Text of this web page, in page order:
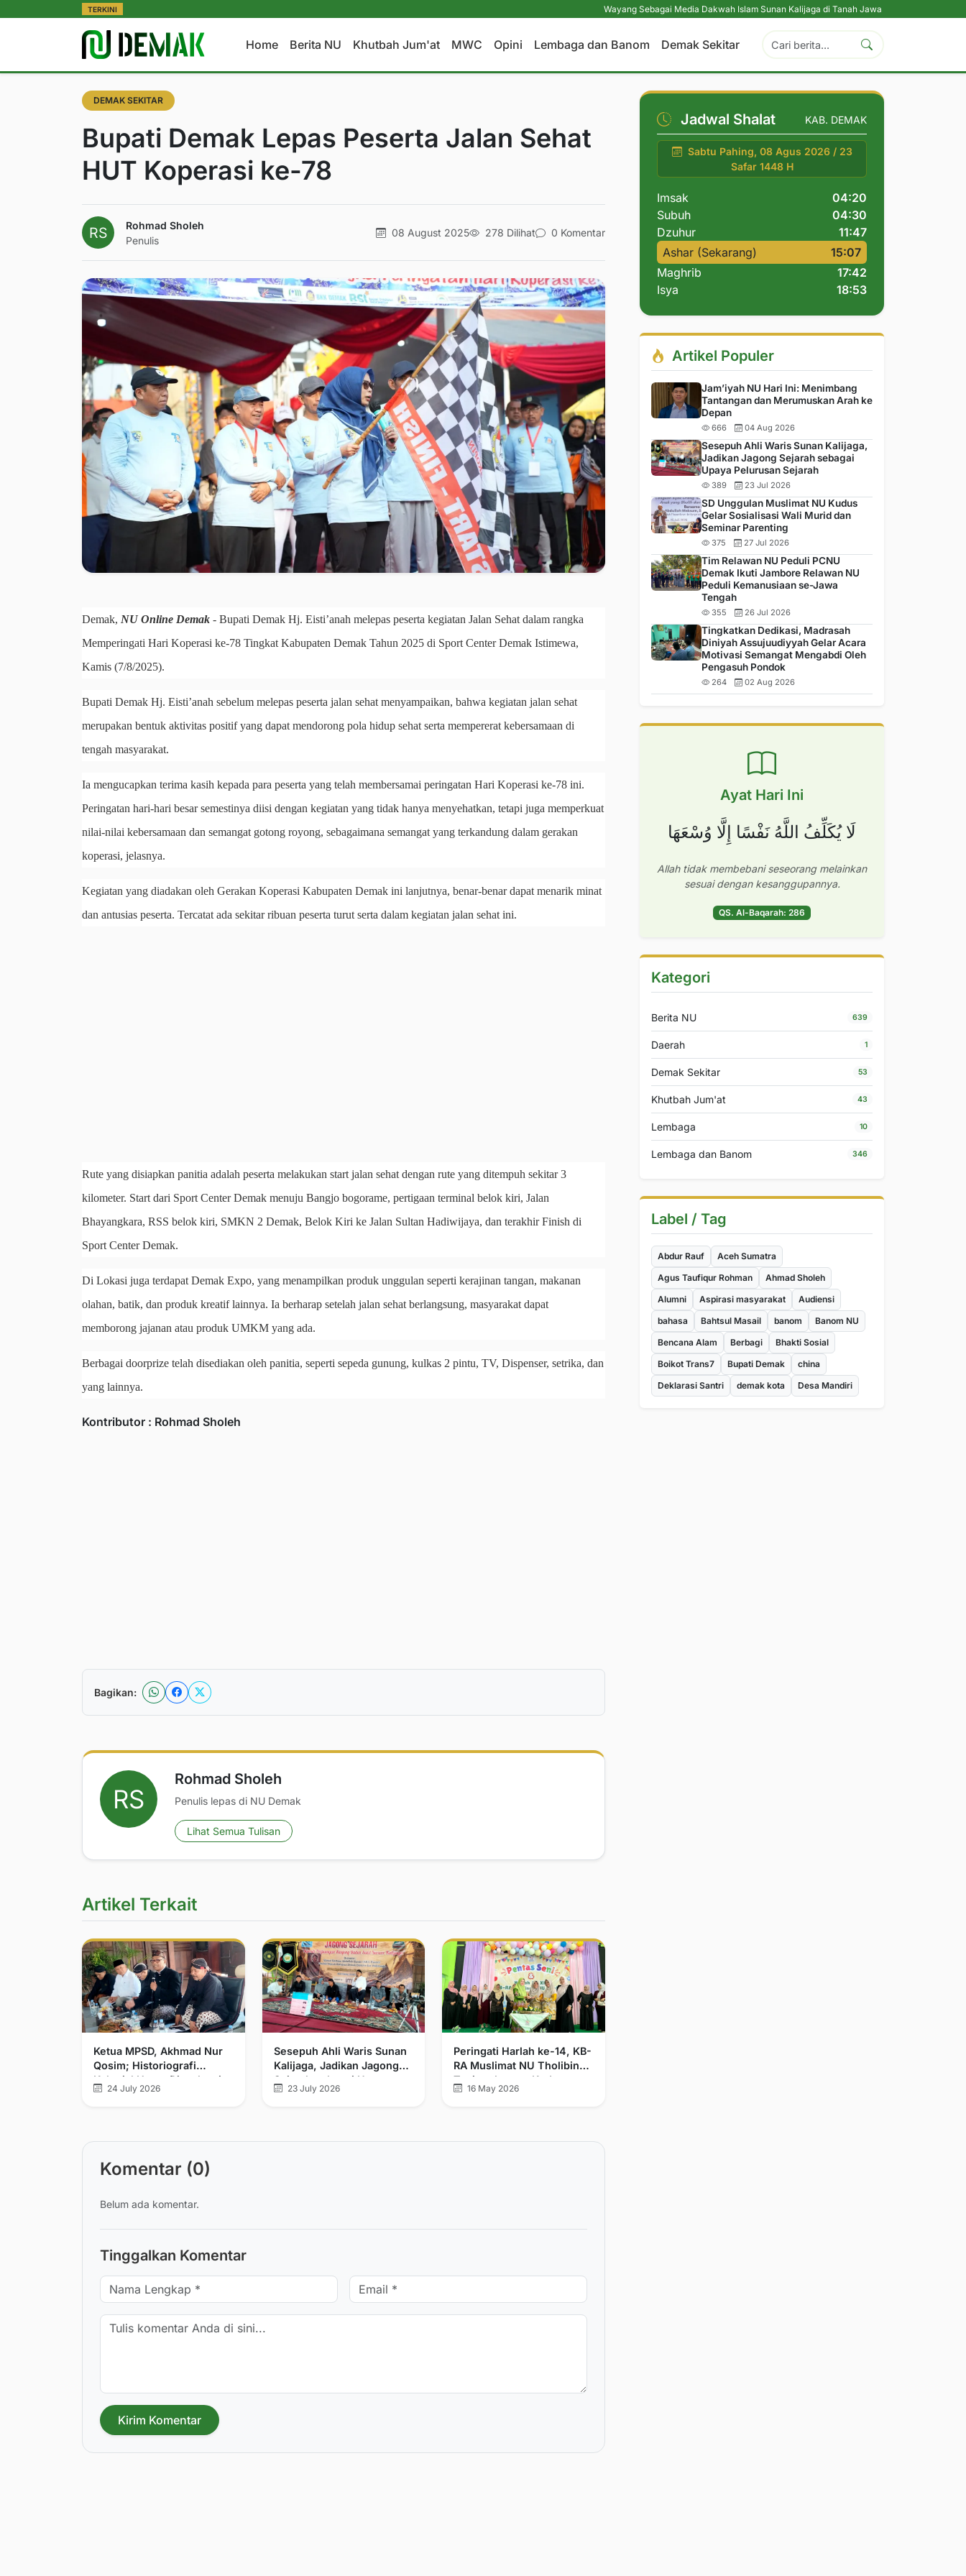
TERKINI Wayang Sebagai Media Dakwah Islam Sunan Kalijaga di Tanah Jawa | Pesantren Tetap
Home Berita NU Khutbah Jum'at MWC Opini Lembaga dan Banom Demak Sekitar
DEMAK SEKITAR
Bupati Demak Lepas Peserta Jalan Sehat
HUT Koperasi ke-78
Rohmad Sholeh
Penulis
08 August 2025 278 Dilihat 0 Komentar
Demak, NU Online Demak - Bupati Demak Hj. Eisti’anah melepas peserta kegiatan Jalan Sehat dalam rangka
Memperingati Hari Koperasi ke-78 Tingkat Kabupaten Demak Tahun 2025 di Sport Center Demak Istimewa,
Kamis (7/8/2025).
Bupati Demak Hj. Eisti’anah sebelum melepas peserta jalan sehat menyampaikan, bahwa kegiatan jalan sehat
merupakan bentuk aktivitas positif yang dapat mendorong pola hidup sehat serta mempererat kebersamaan di
tengah masyarakat.
Ia mengucapkan terima kasih kepada para peserta yang telah membersamai peringatan Hari Koperasi ke-78 ini.
Peringatan hari-hari besar semestinya diisi dengan kegiatan yang tidak hanya menyehatkan, tetapi juga memperkuat
nilai-nilai kebersamaan dan semangat gotong royong, sebagaimana semangat yang terkandung dalam gerakan
koperasi, jelasnya.
Kegiatan yang diadakan oleh Gerakan Koperasi Kabupaten Demak ini lanjutnya, benar-benar dapat menarik minat
dan antusias peserta. Tercatat ada sekitar ribuan peserta turut serta dalam kegiatan jalan sehat ini.
Rute yang disiapkan panitia adalah peserta melakukan start jalan sehat dengan rute yang ditempuh sekitar 3
kilometer. Start dari Sport Center Demak menuju Bangjo bogorame, pertigaan terminal belok kiri, Jalan
Bhayangkara, RSS belok kiri, SMKN 2 Demak, Belok Kiri ke Jalan Sultan Hadiwijaya, dan terakhir Finish di
Sport Center Demak.
Di Lokasi juga terdapat Demak Expo, yang menampilkan produk unggulan seperti kerajinan tangan, makanan
olahan, batik, dan produk kreatif lainnya. Ia berharap setelah jalan sehat berlangsung, masyarakat dapat
memborong jajanan atau produk UMKM yang ada.
Berbagai doorprize telah disediakan oleh panitia, seperti sepeda gunung, kulkas 2 pintu, TV, Dispenser, setrika, dan
yang lainnya.
Kontributor : Rohmad Sholeh
Bagikan:
Rohmad Sholeh
Penulis lepas di NU Demak
Lihat Semua Tulisan
Artikel Terkait
Ketua MPSD, Akhmad Nur
Qosim; Historiografi
Kolonial Harus Dievaluasi
24 July 2026
Sesepuh Ahli Waris Sunan
Kalijaga, Jadikan Jagong
Sejarah sebagai Upaya
Pelurusan Sejarah
23 July 2026
Peringati Harlah ke-14, KB-
RA Muslimat NU Tholibin
Tanjungkarang Kudus
Bersama KPO Gelar Pentas
16 May 2026
Komentar (0)
Belum ada komentar.
Tinggalkan Komentar
Kirim Komentar
Jadwal Shalat KAB. DEMAK
Sabtu Pahing, 08 Agus 2026 / 23
Safar 1448 H
Imsak
04:20
Subuh
04:30
Dzuhur
11:47
Ashar (Sekarang)
15:07
Maghrib
17:42
Isya
18:53
Artikel Populer
Jam’iyah NU Hari Ini: Menimbang
Tantangan dan Merumuskan Arah ke
Depan
666 04 Aug 2026
Sesepuh Ahli Waris Sunan Kalijaga,
Jadikan Jagong Sejarah sebagai
Upaya Pelurusan Sejarah
389 23 Jul 2026
SD Unggulan Muslimat NU Kudus
Gelar Sosialisasi Wali Murid dan
Seminar Parenting
375 27 Jul 2026
Tim Relawan NU Peduli PCNU
Demak Ikuti Jambore Relawan NU
Peduli Kemanusiaan se-Jawa
Tengah
355 26 Jul 2026
Tingkatkan Dedikasi, Madrasah
Diniyah Assujuudiyyah Gelar Acara
Motivasi Semangat Mengabdi Oleh
Pengasuh Pondok
264 02 Aug 2026
Ayat Hari Ini
لَا يُكَلِّفُ اللَّهُ نَفْسًا إِلَّا وُسْعَهَا
Allah tidak membebani seseorang melainkan
sesuai dengan kesanggupannya.
QS. Al-Baqarah: 286
Kategori
Berita NU 639
Daerah 1
Demak Sekitar 53
Khutbah Jum'at 43
Lembaga 10
Lembaga dan Banom 346
Label / Tag
Abdur Rauf
Aceh Sumatra
Agus Taufiqur Rohman
Ahmad Sholeh
Alumni
Aspirasi masyarakat
Audiensi
bahasa
Bahtsul Masail banom
Banom NU
Bencana Alam
Berbagi
Bhakti Sosial
Boikot Trans7
Bupati Demak
china
Deklarasi Santri
demak kota Desa Mandiri